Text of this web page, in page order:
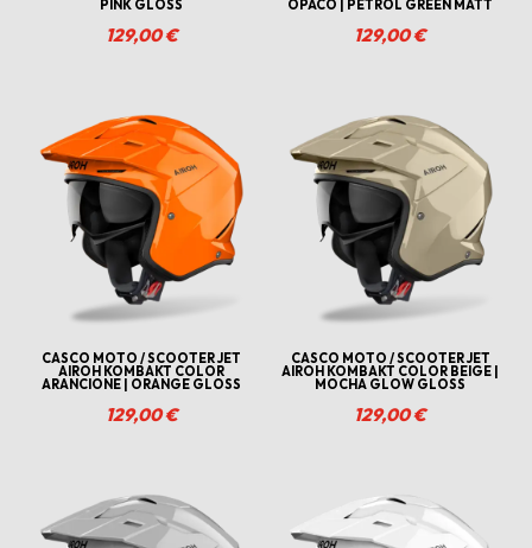
PINK GLOSS
129,00€
OPACO | PETROL GREEN MATT
129,00€
CASCO MOTO / SCOOTER JET
AIROH KOMBAKT COLOR
ARANCIONE | ORANGE GLOSS
129,00€
CASCO MOTO / SCOOTER JET
AIROH KOMBAKT COLOR BEIGE |
MOCHA GLOW GLOSS
129,00€